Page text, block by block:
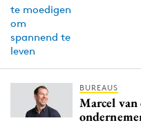
BUREAUS
Marcel